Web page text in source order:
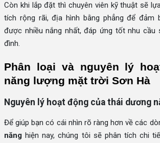
Còn khi lắp đặt thì chuyên viên kỹ thuật sẽ
tích rộng rãi, địa hình bằng phẳng để đảm
được nhiều nắng nhất, đáp ứng tốt nhu cầu
đình.
Phân loại và nguyên lý
năng lượng mặt trời Sơn Hà
Nguyên lý hoạt động của thái dương
Để giúp bạn có cái nhìn rõ ràng hơn về các
năng hiện nay, chúng tôi sẽ phân tích chi